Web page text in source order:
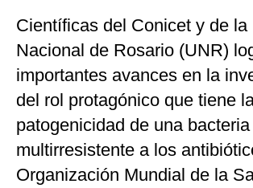
Científicas del Conicet y de la
Nacional de Rosario (UNR)
importantes avances en la
del rol protagónico que tiene
patogenicidad de una bacteria
multirresistente a los
Organización Mundial de la